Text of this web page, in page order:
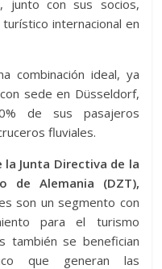
junto con sus socios,
internacional en
combinación ideal, ya
con sede en Düsseldorf,
de sus pasajeros
fluviales.
Junta Directiva de la
de Alemania (DZT),
son un segmento con
para el turismo
también se benefician
que generan las